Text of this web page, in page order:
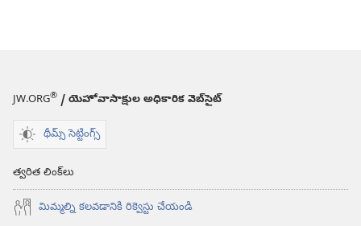
JW.ORG® / యెహోవాసాక్షుల అధికారిక వెబ్‌సైట్‌
థీమ్స్ సెట్టింగ్స్
త్వరిత లింక్‌లు
మిమ్మల్ని కలవడానికి రిక్వెస్టు చేయండి